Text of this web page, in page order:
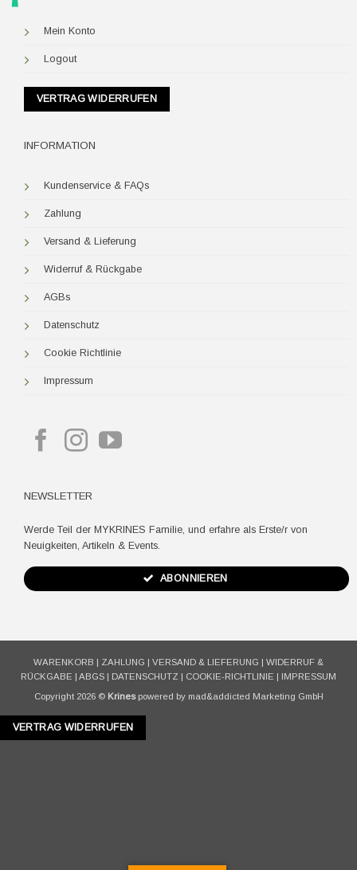
Mein Konto
Logout
VERTRAG WIDERRUFEN
INFORMATION
Kundenservice & FAQs
Zahlung
Versand & Lieferung
Widerruf & Rückgabe
AGBs
Datenschutz
Cookie Richtlinie
Impressum
NEWSLETTER
Werde Teil der MYKRINES Familie, und erfahre als Erste/r von
Neuigkeiten, Artikeln & Events.
ABONNIEREN
WARENKORB | ZAHLUNG | VERSAND & LIEFERUNG | WIDERRUF &
RÜCKGABE | ABGS | DATENSCHUTZ | COOKIE-RICHTLINIE | IMPRESSUM
Copyright 2026 © Krinespowered by mad&addicted Marketing GmbH
VERTRAG WIDERRUFEN